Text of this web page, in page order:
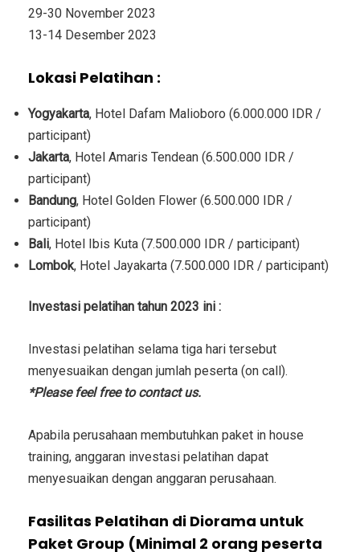
29-30 November 2023
13-14 Desember 2023
Lokasi Pelatihan :
Yogyakarta, Hotel Dafam Malioboro (6.000.000 IDR /
participant)
Jakarta, Hotel Amaris Tendean (6.500.000 IDR /
participant)
Bandung, Hotel Golden Flower (6.500.000 IDR /
participant)
Bali, Hotel Ibis Kuta (7.500.000 IDR / participant)
Lombok, Hotel Jayakarta (7.500.000 IDR / participant)
Investasi pelatihan tahun 2023 ini :
Investasi pelatihan selama tiga hari tersebut
menyesuaikan dengan jumlah peserta (on call).
*Please feel free to contact us.
Apabila perusahaan membutuhkan paket in house
training, anggaran investasi pelatihan dapat
menyesuaikan dengan anggaran perusahaan.
Fasilitas Pelatihan di Diorama untuk
Paket Group (Minimal 2 orang peserta